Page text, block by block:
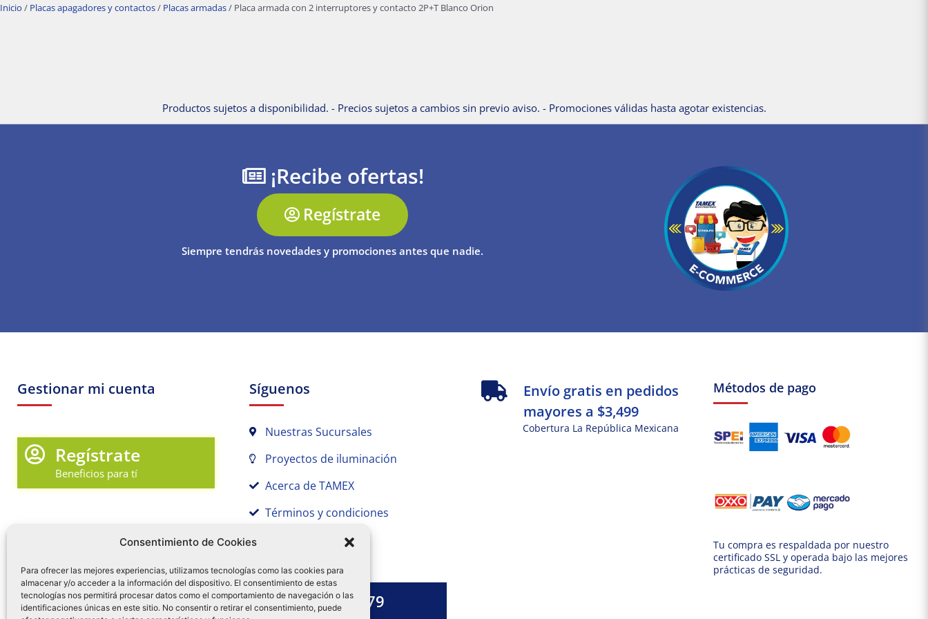
Consentimiento de Cookies
Para ofrecer las mejores experiencias, utilizamos tecnologías como las cookies para
almacenar y/o acceder a la información del dispositivo. El consentimiento de estas
tecnologías nos permitirá procesar datos como el comportamiento de navegación o las
identificaciones únicas en este sitio. No consentir o retirar el consentimiento, puede
Inicio / Placas apagadores y contactos/ Placas armadas/ Placa armada con 2 interruptores y contacto 2P+T Blanco Orion
Productos sujetos a disponibilidad. - Precios sujetos a cambios sin previo aviso. - Promociones válidas hasta agotar existencias.
¡Recibe ofertas!
Regístrate
Siempre tendrás novedades y promociones antes que nadie.
Gestionar mi cuenta
Regístrate
Beneficios para tí
Mi Cuenta en Tamex
Mis Favoritos
Síguenos
Nuestras Sucursales
Proyectos de iluminación
Acerca de TAMEX
Términos y condiciones
Aviso de Privacidad
55 1328 13 79
Envío gratis en pedidos
mayores a $3,499
Cobertura La República Mexicana
Métodos de pago
Tu compra es respaldada por nuestro
certificado SSL y operada bajo las mejores
prácticas de seguridad.